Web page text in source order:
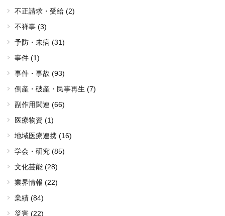
不正請求・受給 (2)
不祥事 (3)
予防・未病 (31)
事件 (1)
事件・事故 (93)
倒産・破産・民事再生 (7)
副作用関連 (66)
医療物資 (1)
地域医療連携 (16)
学会・研究 (85)
文化芸能 (28)
業界情報 (22)
業績 (84)
災害 (22)